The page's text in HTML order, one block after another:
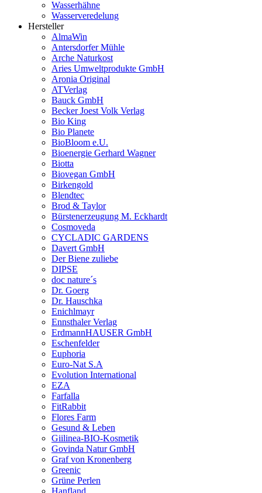
Wasserhähne
Wasserveredelung
Hersteller
AlmaWin
Antersdorfer Mühle
Arche Naturkost
Aries Umweltprodukte GmbH
Aronia Original
ATVerlag
Bauck GmbH
Becker Joest Volk Verlag
Bio King
Bio Planete
BioBloom e.U.
Bioenergie Gerhard Wagner
Biotta
Biovegan GmbH
Birkengold
Blendtec
Brod & Taylor
Bürstenerzeugung M. Eckhardt
Cosmoveda
CYCLADIC GARDENS
Davert GmbH
Der Biene zuliebe
DIPSE
doc nature´s
Dr. Goerg
Dr. Hauschka
Enichlmayr
Ennsthaler Verlag
ErdmannHAUSER GmbH
Eschenfelder
Euphoria
Euro-Nat S.A
Evolution International
EZA
Farfalla
FitRabbit
Flores Farm
Gesund & Leben
Giilinea-BIO-Kosmetik
Govinda Natur GmbH
Graf von Kronenberg
Greenic
Grüne Perlen
Hanfland